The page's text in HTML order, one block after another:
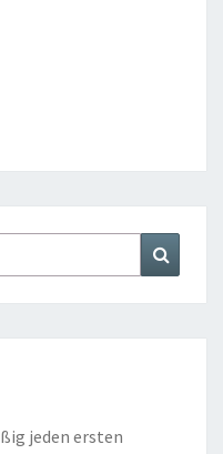
jeden ersten